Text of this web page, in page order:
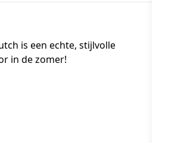
is een echte, stijlvolle
in de zomer!